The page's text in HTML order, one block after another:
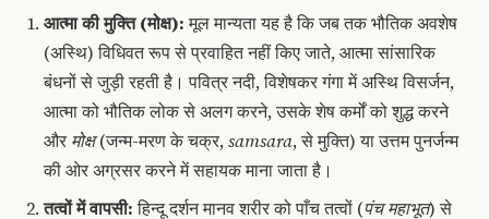
आत्मा की मुक्ति (मोक्ष):मूल मान्यता यह है कि जब तक भौतिक अवशेष
(अस्थि) विधिवत रूप से प्रवाहित नहीं किए जाते, आत्मा सांसारिक
बंधनों से जुड़ी रहती है।पवित्र नदी, विशेषकर गंगा में अस्थि विसर्जन,
आत्मा को भौतिक लोक से अलग करने, उसके शेष कर्मों को शुद्ध करने
और मोक्ष(जन्म-मरण के चक्र,samsara, से मुक्ति) या उत्तम पुनर्जन्म
की ओर अग्रसर करने में सहायक माना जाता है।
तत्वों में वापसी:हिन्दू दर्शन मानव शरीर को पाँच तत्वों (पंच महाभूत) से